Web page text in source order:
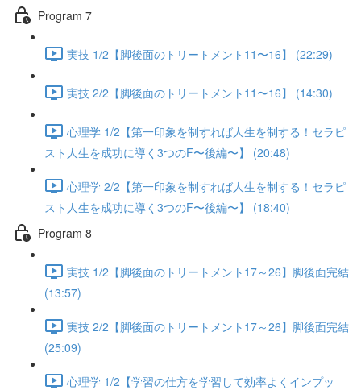
Program 7
実技 1/2【脚後面のトリートメント11〜16】 (22:29)
実技 2/2【脚後面のトリートメント11〜16】 (14:30)
心理学 1/2【第一印象を制すれば人生を制する！セラピ
スト人生を成功に導く3つのF〜後編〜】 (20:48)
心理学 2/2【第一印象を制すれば人生を制する！セラピ
スト人生を成功に導く3つのF〜後編〜】 (18:40)
Program 8
実技 1/2【脚後面のトリートメント17～26】脚後面完結
(13:57)
実技 2/2【脚後面のトリートメント17～26】脚後面完結
(25:09)
心理学 1/2【学習の仕方を学習して効率よくインプッ